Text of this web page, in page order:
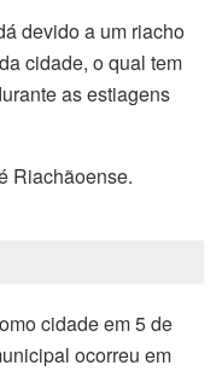
devido a um riacho
cidade, o qual tem
as estiagens
Riachãoense.
cidade em 5 de
ocorreu em